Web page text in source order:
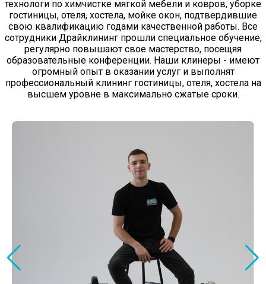
технологи по химчистке мягкой мебели и ковров, уборке
гостиницы, отеля, хостела, мойке окон, подтвердившие
свою квалификацию годами качественной работы. Все
сотрудники Драйклининг прошли специальное обучение,
регулярно повышают свое мастерство, посещяя
образовательные конференции. Наши клинеры - имеют
огромный опыт в оказании услуг и выполнят
профессиональный клининг гостиницы, отеля, хостела на
высшем уровне в максимально сжатые сроки.